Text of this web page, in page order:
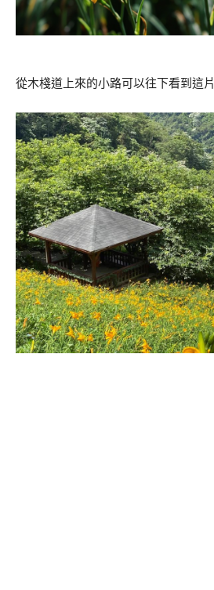
從木棧道上來的小路可以往下看到這